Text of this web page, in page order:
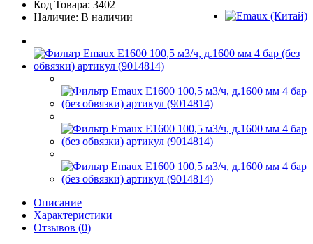
Код Товара: 3402
Наличие: В наличии
Описание
Характеристики
Отзывов (0)